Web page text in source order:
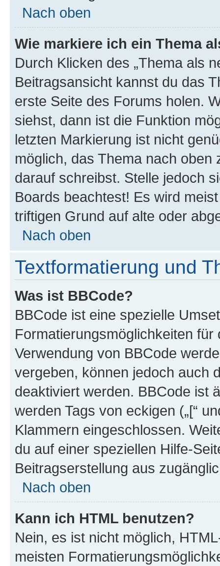
Nach oben
Wie markiere ich ein Thema
Durch Klicken des „Thema als
Beitragsansicht kannst du das
erste Seite des Forums holen.
siehst, dann ist die Funktion
letzten Markierung ist nicht
möglich, das Thema nach oben
darauf schreibst. Stelle jedoch
Boards beachtest! Es wird
triftigen Grund auf alte oder
Nach oben
Textformatierung und
Was ist BBCode?
BBCode ist eine spezielle
Formatierungsmöglichkeiten
Verwendung von BBCode
vergeben, können jedoch auch
deaktiviert werden. BBCode ist
werden Tags von eckigen („[“
Klammern eingeschlossen.
du auf einer speziellen Hilfe-
Beitragserstellung aus
Nach oben
Kann ich HTML benutzen?
Nein, es ist nicht möglich,
meisten